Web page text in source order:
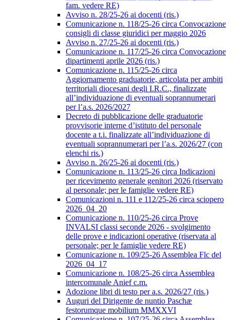
fam. vedere RE)
Avviso n. 28/25-26 ai docenti (ris.)
Comunicazione n. 118/25-26 circa Convocazione
consigli di classe giuridici per maggio 2026
Avviso n. 27/25-26 ai docenti (ris.)
Comunicazione n. 117/25-26 circa Convocazione
dipartimenti aprile 2026 (ris.)
Comunicazione n. 115/25-26 circa
Aggiornamento graduatorie, articolata per ambiti
territoriali diocesani degli I.R.C., finalizzate
all’individuazione di eventuali soprannumerari
per l’a.s. 2026/2027
Decreto di pubblicazione delle graduatorie
provvisorie interne d’istituto del personale
docente a t.i. finalizzate all’individuazione di
eventuali soprannumerari per l’a.s. 2026/27 (con
elenchi ris.)
Avviso n. 26/25-26 ai docenti (ris.)
Comunicazione n. 113/25-26 circa Indicazioni
per ricevimento generale genitori 2026 (riservato
al personale; per le famiglie vedere RE)
Comunicazioni n. 111 e 112/25-26 circa sciopero
2026_04_20
Comunicazione n. 110/25-26 circa Prove
INVALSI classi seconde 2026 - svolgimento
delle prove e indicazioni operative (riservata al
personale; per le famiglie vedere RE)
Comunicazione n. 109/25-26 Assemblea Flc del
2026_04_17
Comunicazione n. 108/25-26 circa Assemblea
intercomunale Anief c.m.
Adozione libri di testo per a.s. 2026/27 (ris.)
Auguri del Dirigente de nuntio Paschæ
festorumque mobilium MMXXVI